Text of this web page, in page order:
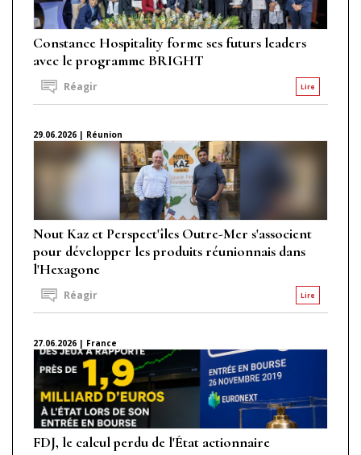
Constance Hospitality forme ses futurs leaders
avec le programme BRIGHT
Lire
Réagir
29.06.2026 | Réunion
Nout Kaz et Perspect'îles Outre-Mer s'associent
pour développer les produits réunionnais dans
l'Hexagone
Lire
Réagir
27.06.2026 | France
FDJ, le calcul perdu de l'État actionnaire